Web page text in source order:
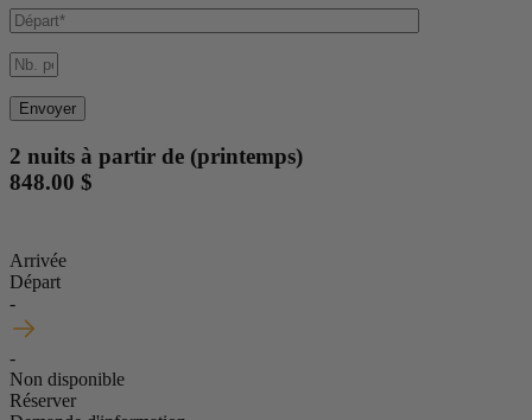
2 nuits à partir de (printemps)
848.00 $
Arrivée
Départ
-
-
Non disponible
Réserver